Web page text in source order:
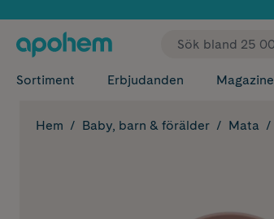
Sortiment Erbjudanden Magazine
Hem Baby, barn & förälder Mata